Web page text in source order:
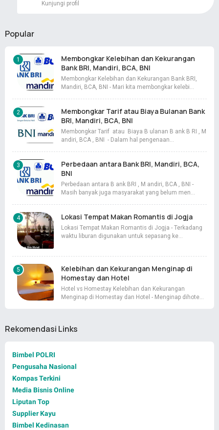
Kunjungi profil
Popular
Membongkar Kelebihan dan Kekurangan
Bank BRI, Mandiri, BCA, BNI
Membongkar Kelebihan dan Kekurangan Bank BRI,
Mandiri, BCA, BNI - Mari kita membongkar kelebi…
Membongkar Tarif atau Biaya Bulanan Bank
BRI, Mandiri, BCA, BNI
Membongkar Tarif atau Biaya B ulanan B ank B RI , M
andiri, BCA , BNI - Dalam hal pengenaan…
Perbedaan antara Bank BRI, Mandiri, BCA,
BNI
Perbedaan antara B ank BRI , M andiri, BCA , BNI -
Masih banyak juga masyarakat yang belum men…
Lokasi Tempat Makan Romantis di Jogja
Lokasi Tempat Makan Romantis di Jogja - Terkadang
waktu liburan digunakan untuk sepasang ke…
Kelebihan dan Kekurangan Menginap di
Homestay dan Hotel
Hotel vs Homestay Kelebihan dan Kekurangan
Menginap di Homestay dan Hotel - Menginap dihote…
Rekomendasi Links
Bimbel POLRI
Pengusaha Nasional
Kompas Terkini
Media Bisnis Online
Liputan Top
Supplier Kayu
Bimbel Kedinasan